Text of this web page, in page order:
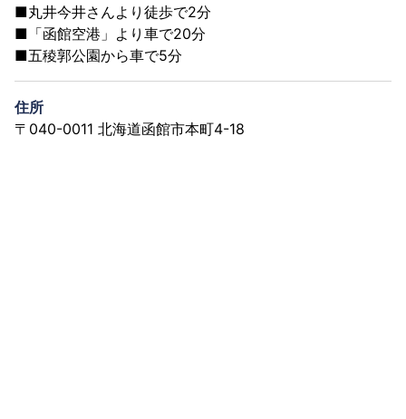
■丸井今井さんより徒歩で2分
■「函館空港」より車で20分
■五稜郭公園から車で5分
住所
〒040-0011 北海道函館市本町4-18